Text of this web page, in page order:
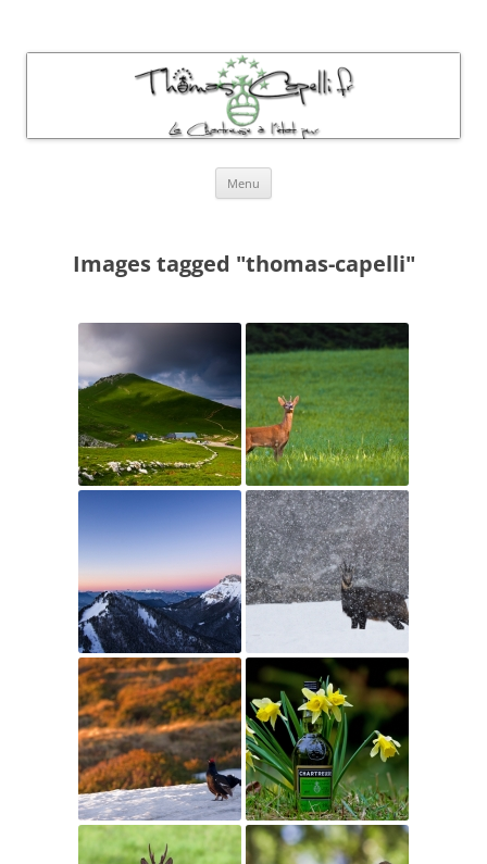
Menu
Images tagged "thomas-capelli"